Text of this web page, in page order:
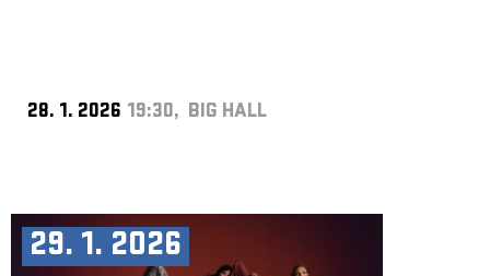
28. 1. 2026 19:30, BIG HALL
29. 1. 2026